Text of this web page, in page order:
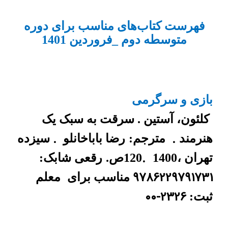
فهرست کتاب‌های مناسب برای دوره
متوسطه دوم _فروردین 1401
بازی و سرگرمی
کلئون، آستین . سرقت به سبک یک
هنرمند. مترجم: رضا باباخانلو.
سیزده
تهران ،1400
.120ص. رقعی شابک:
9786229791731مناسب برای
معلم
ثبت:00-2326